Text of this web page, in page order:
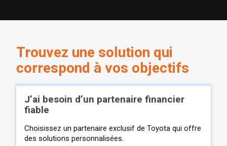
Trouvez une solution qui
correspond à vos objectifs
J’ai besoin d’un partenaire financier
fiable
Choisissez un partenaire exclusif de Toyota qui offre
des solutions personnalisées.